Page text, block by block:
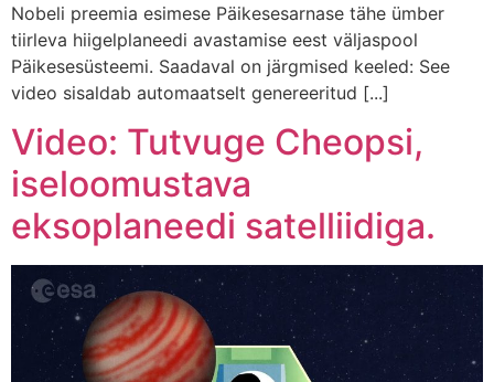
Nobeli preemia esimese Päikesesarnase tähe ümber
tiirleva hiigelplaneedi avastamise eest väljaspool
Päikesesüsteemi. Saadaval on järgmised keeled: See
video sisaldab automaatselt genereeritud [...]
Video: Tutvuge Cheopsi,
iseloomustava
eksoplaneedi satelliidiga.